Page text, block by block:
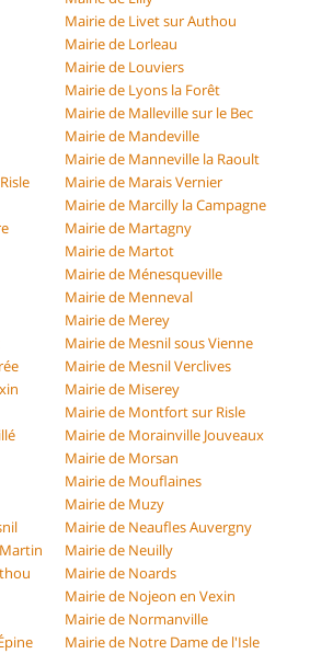
Mairie de Livet sur Authou
Mairie de Lorleau
Mairie de Louviers
Mairie de Lyons la Forêt
Mairie de Malleville sur le Bec
Mairie de Mandeville
Mairie de Manneville la Raoult
Mairie de Marais Vernier
Mairie de Marcilly la Campagne
Mairie de Martagny
Mairie de Martot
Mairie de Ménesqueville
Mairie de Menneval
Mairie de Merey
Mairie de Mesnil sous Vienne
Mairie de Mesnil Verclives
Mairie de Miserey
Mairie de Montfort sur Risle
Mairie de Morainville Jouveaux
Mairie de Morsan
Mairie de Mouflaines
Mairie de Muzy
Mairie de Neaufles Auvergny
Mairie de Neuilly
Mairie de Noards
Mairie de Nojeon en Vexin
Mairie de Normanville
Mairie de Notre Dame de l'Isle